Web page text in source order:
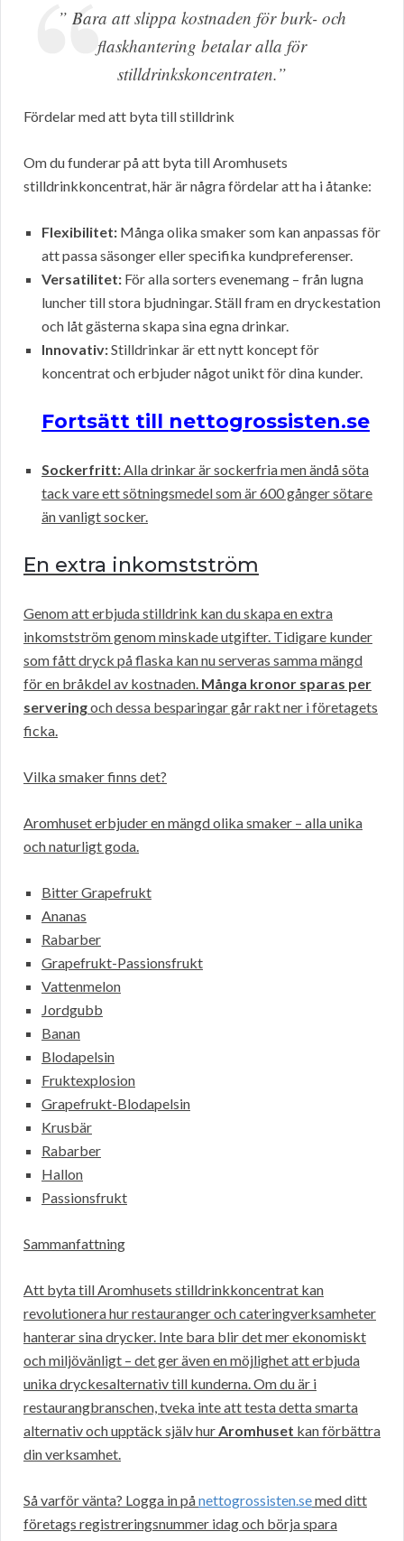
” Bara att slippa kostnaden för burk- och
flaskhantering betalar alla för
stilldrinkskoncentraten.”
Fördelar med att byta till stilldrink
Om du funderar på att byta till Aromhusets
stilldrinkkoncentrat, här är några fördelar att ha i åtanke:
Flexibilitet: Många olika smaker som kan anpassas för
att passa säsonger eller specifika kundpreferenser.
Versatilitet: För alla sorters evenemang – från lugna
luncher till stora bjudningar. Ställ fram en dryckestation
och låt gästerna skapa sina egna drinkar.
Innovativ:Stilldrinkar är ett nytt koncept för
koncentrat och erbjuder något unikt för dina kunder.
Fortsätt till nettogrossisten.se
Sockerfritt:Alla drinkar är sockerfria men ändå söta
tack vare ett sötningsmedel som är 600 gånger sötare
än vanligt socker.
En extra inkomstström
Genom att erbjuda stilldrink kan du skapa en extra
inkomstström genom minskade utgifter. Tidigare kunder
som fått dryck på flaska kan nu serveras samma mängd
för en bråkdel av kostnaden. Många kronor sparas per
serveringoch dessa besparingar går rakt ner i företagets
ficka.
Vilka smaker finns det?
Aromhuset erbjuder en mängd olika smaker – alla unika
och naturligt goda.
Bitter Grapefrukt
Ananas
Rabarber
Grapefrukt-Passionsfrukt
Vattenmelon
Jordgubb
Banan
Blodapelsin
Fruktexplosion
Grapefrukt-Blodapelsin
Krusbär
Rabarber
Hallon
Passionsfrukt
Sammanfattning
Att byta till Aromhusets stilldrinkkoncentrat kan
revolutionera hur restauranger och cateringverksamheter
hanterar sina drycker. Inte bara blir det mer ekonomiskt
och miljövänligt – det ger även en möjlighet att erbjuda
unika dryckesalternativ till kunderna. Om du är i
restaurangbranschen, tveka inte att testa detta smarta
alternativ och upptäck själv hurAromhuset kan förbättra
din verksamhet.
Så varför vänta? Logga in pånettogrossisten.semed ditt
företags registreringsnummer idag och börja spara